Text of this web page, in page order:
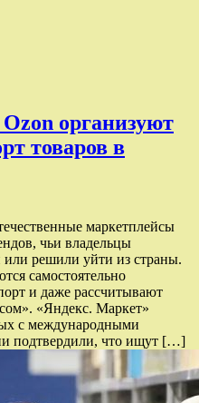
организуют
товаров в
маркетплейсы
чьи владельцы
или решили уйти из страны.
самостоятельно
и даже рассчитывают
«Яндекс. Маркет»
с международными
подтвердили, что ищут […]